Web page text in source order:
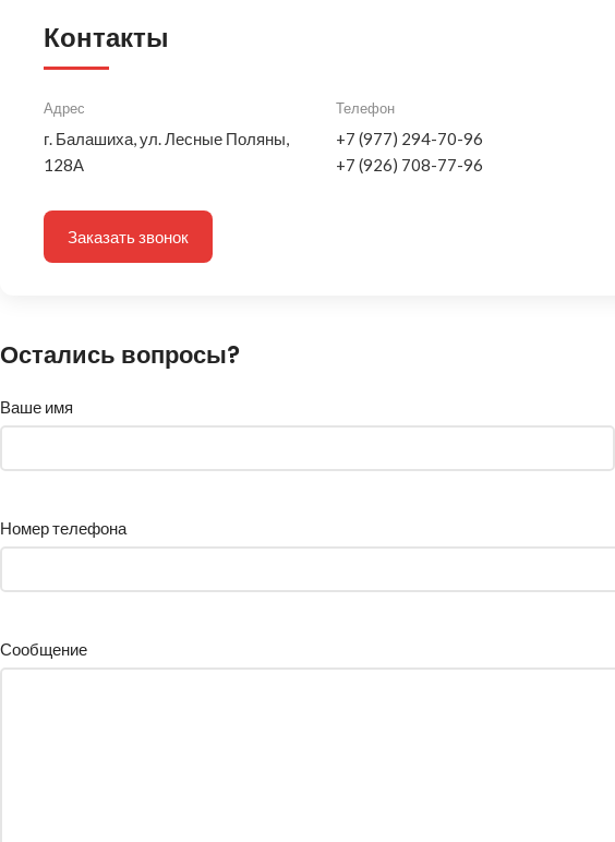
Контакты
Адрес
г. Балашиха, ул. Лесные Поляны,
128А
Телефон
+7 (977) 294-70-96
+7 (926) 708-77-96
Заказать звонок
Остались вопросы?
Ваше имя
Номер телефона
Сообщение